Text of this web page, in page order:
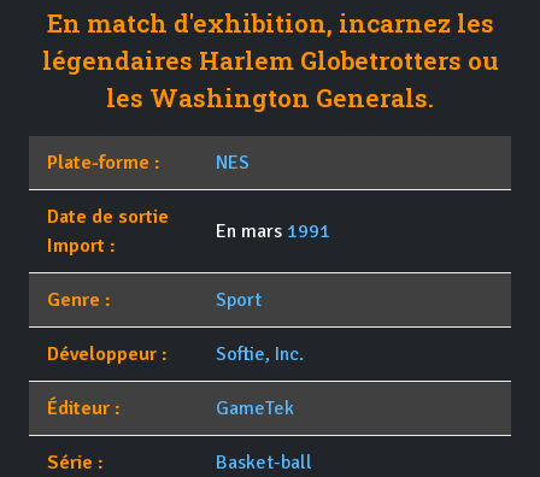
En match d'exhibition, incarnez les
légendaires Harlem Globetrotters ou
les Washington Generals.
Plate-forme : NES
Date de sortie
Import :
En mars 1991
Genre : Sport
Développeur : Softie, Inc.
Éditeur : GameTek
Série : Basket-ball